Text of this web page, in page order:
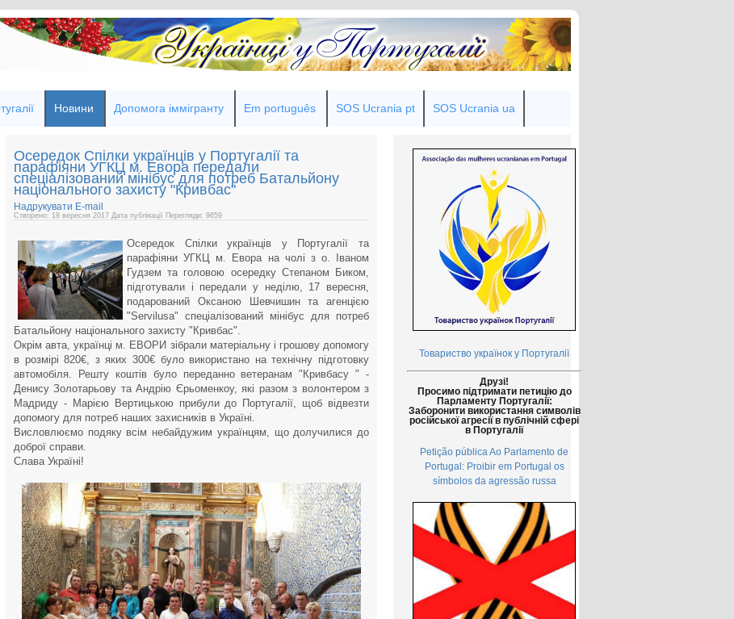
Новини Допомога іммігранту Em português SOS Ucrania pt SOS Ucrania ua
Осередок Спілки українців у Португалії та
парафіяни УГКЦ м. Евора передали
спеціалізований мінібус для потреб Батальйону
національного захисту "Кривбас"
Надрукувати E-mail
Створено: 18 вересня 2017 Дата публікації Перегляди: 9659
Осередок Спілки українців у Португалії та
парафіяни УГКЦ м. Евора на чолі з о. Іваном
Гудзем та головою осередку Степаном Биком,
підготували і передали у неділю, 17 вересня,
подарований Оксаною Шевчишин та агенцією
"Servilusa" спеціалізований мінібус для потреб
Батальйону національного захисту "Кривбас".
Окрім авта, українці м. ЕВОРИ зібрали матеріальну і грошову допомогу
в розмірі 820€, з яких 300€ було використано на технічну підготовку
автомобіля. Решту коштів було переданно ветеранам "Кривбасу " -
Денису Золотарьову та Андрію Єрьоменкоу, які разом з волонтером з
Мадриду - Марією Вертицькою прибули до Португалії, щоб відвезти
допомогу для потреб наших захисників в Україні.
Висловлюємо подяку всім небайдужим українцям, що долучилися до
доброї справи.
Слава Україні!
Товариство українок у Португалії
Друзі!
Просимо підтримати петицію до
Парламенту Португалії:
Заборонити використання символів
російської агресії в публічній сфері
в Португалії
Petição pública Ao Parlamento de
Portugal: Proibir em Portugal os
símbolos da agressão russa